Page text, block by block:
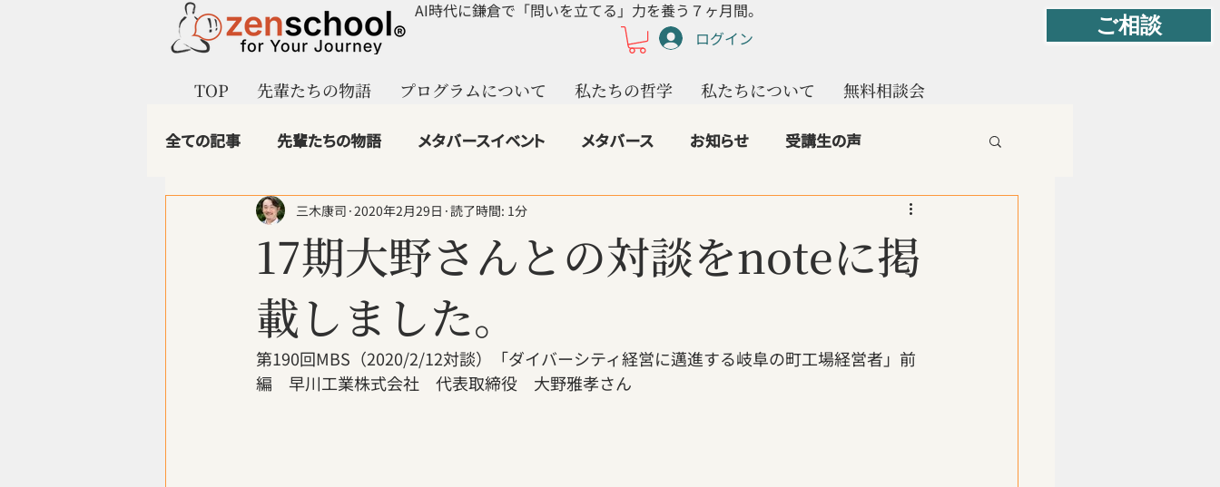
ご相談
AI時代に鎌倉で「問いを立てる」力を養う７ヶ月間。
ログイン
TOP 先輩たちの物語 プログラムについて 私たちの哲学 私たちについて 無料相談会
全ての記事 先輩たちの物語 メタバースイベント メタバース お知らせ 受講生の声
マインドフルビジネス zenschoolの成果 4.岐路に立つプロ
17期大野さんとの対談をnoteに掲
載しました。
三木康司 2020年2月29日 読了時間: 1分
第190回MBS（2020/2/12対談）「ダイバーシティ経営に邁進する岐阜の町工場経営者」前
編　早川工業株式会社　代表取締役　大野雅孝さん